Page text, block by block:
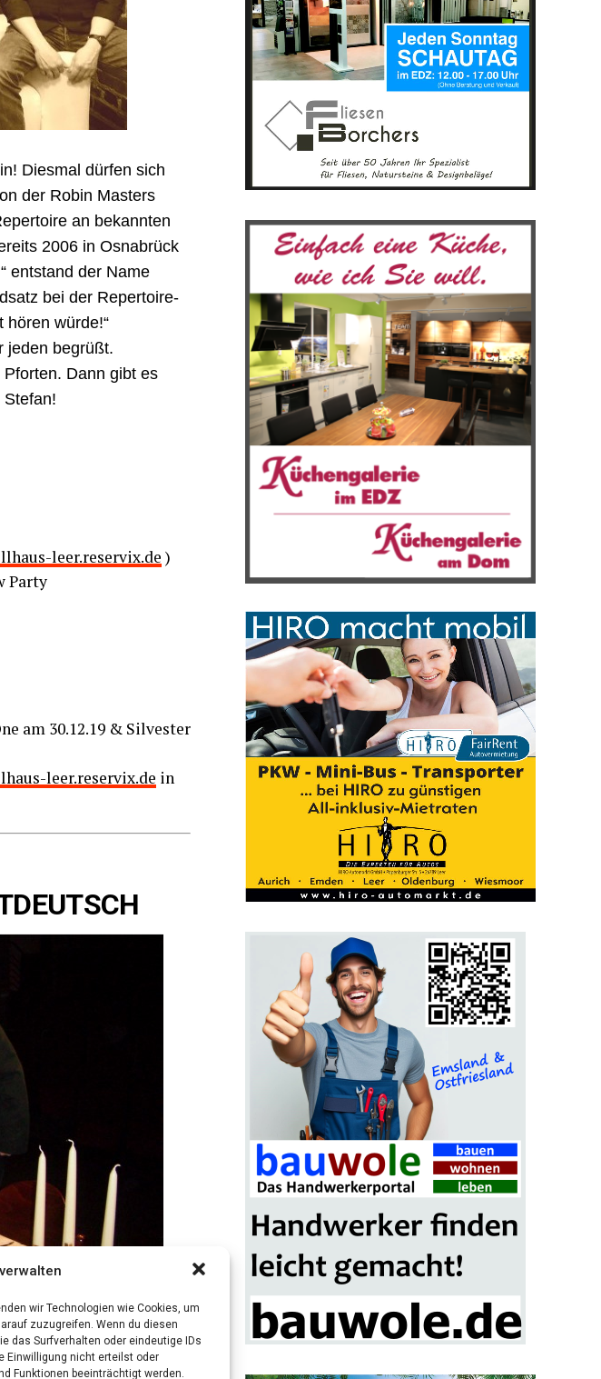
wir Technologien wie Cookies, um
zuzugreifen. Wenn du diesen
das Surfverhalten oder eindeutige IDs
Einwilligung nicht erteilst oder
Funktionen beeinträchtigt werden.
Dies­mal dür­fen sich
der Robin Mas­ters
an bekann­ten
2006 in Osna­brück
ent­stand der Name
bei der Reper­toire-
hören wür­de!“
jeden begrüßt.
Dann gibt es
leer.reservix.de )
Par­ty
am 30.12.19 & Sil­ves­ter
leer.reservix.de in
Klas­si­ker zu Sil­
gespielt von Gun­da Win­ter­